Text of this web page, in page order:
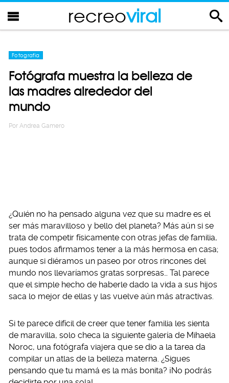
recreoviral
Fotografia
Fotógrafa muestra la belleza de
las madres alrededor del
mundo
Por Andrea Gamero
¿Quién no ha pensado alguna vez que su madre es el
ser más maravilloso y bello del planeta? Más aún si se
trata de competir físicamente con otras jefas de familia,
pues todos afirmamos tener a la más hermosa en casa;
aunque si diéramos un paseo por otros rincones del
mundo nos llevaríamos gratas sorpresas… Tal parece
que el simple hecho de haberle dado la vida a sus hijos
saca lo mejor de ellas y las vuelve aún más atractivas.
Si te parece difícil de creer que tener familia les sienta
de maravilla, solo checa la siguiente galería de Mihaela
Noroc, una fotógrafa viajera que se dio a la tarea da
compilar un atlas de la belleza materna. ¿Sigues
pensando que tu mamá es la más bonita? ¡No podrás